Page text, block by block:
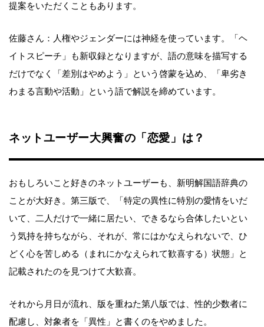
提案をいただくこともあります。
佐藤さん：人権やジェンダーには神経を使っています。「ヘ
イトスピーチ」も新収録となりますが、語の意味を描写する
だけでなく「差別はやめよう」という啓蒙を込め、「卑劣き
わまる言動や活動」という語で解説を締めています。
ネットユーザー大興奮の「恋愛」は？
おもしろいこと好きのネットユーザーも、新明解国語辞典の
ことが大好き。第三版で、「特定の異性に特別の愛情をいだ
いて、二人だけで一緒に居たい、できるなら合体したいとい
う気持を持ちながら、それが、常にはかなえられないで、ひ
どく心を苦しめる（まれにかなえられて歓喜する）状態」と
記載されたのを見つけて大歓喜。
それから月日が流れ、版を重ねた第八版では、性的少数者に
配慮し、対象者を「異性」と書くのをやめました。